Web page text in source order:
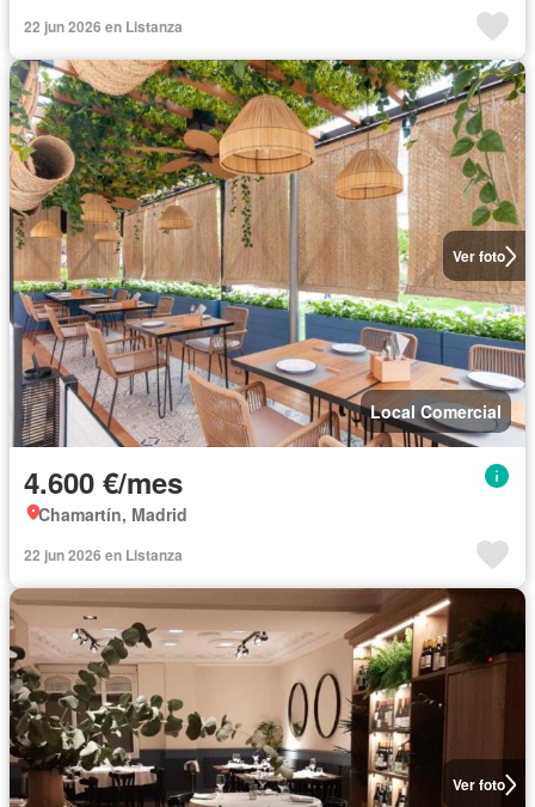
22 jun 2026 en Listanza
Ver foto
Local Comercial
4.600 €/mes
Chamartín, Madrid
22 jun 2026 en Listanza
Ver foto